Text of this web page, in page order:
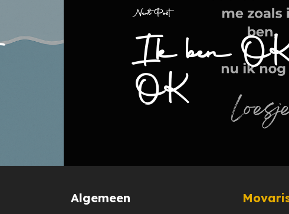
Next Post
Ik ben
OK
Algemeen